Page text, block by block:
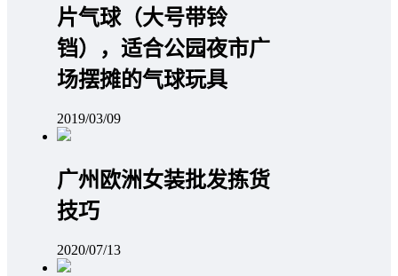
片气球（大号带铃
铛），适合公园夜市广
场摆摊的气球玩具
2019/03/09
广州欧洲女装批发拣货
技巧
2020/07/13